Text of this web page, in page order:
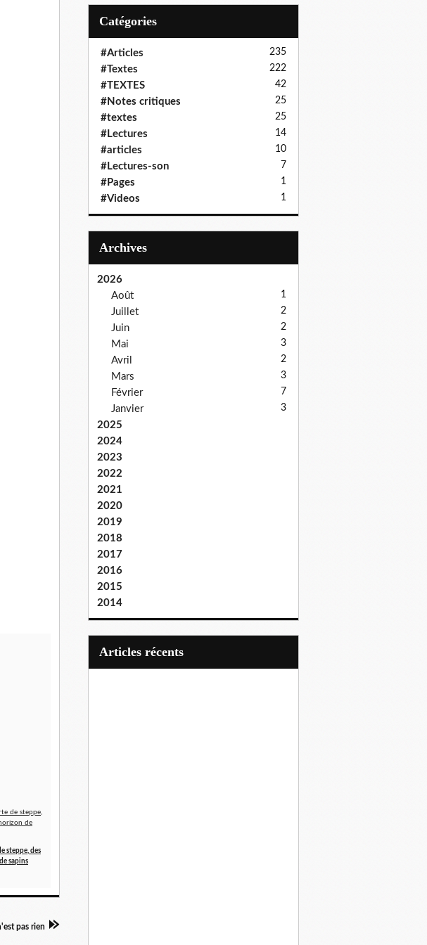
steppe, des
sapins
pas rien
Catégories
#Articles 235
#Textes 222
#TEXTES 42
#Notes critiques 25
#textes 25
#Lectures 14
#articles 10
#Lectures-son 7
#Pages 1
#Videos 1
Archives
2026
Août
1
Juillet 2
Juin 2
Mai 3
Avril 2
Mars 3
Février 7
Janvier 3
2025
2024
2023
2022
2021
2020
2019
2018
2017
2016
2015
2014
articles récents